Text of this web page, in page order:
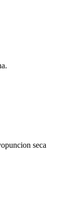
puncion seca